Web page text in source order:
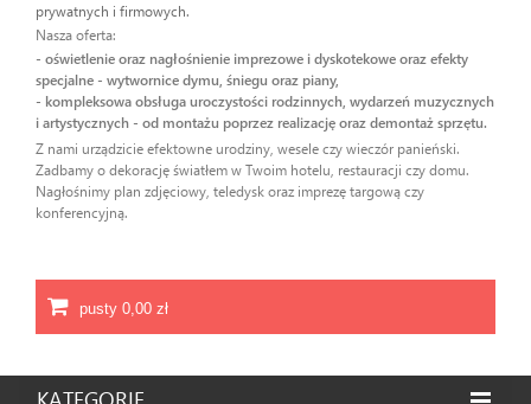
prywatnych i firmowych.
Nasza oferta:
- oświetlenie oraz nagłośnienie imprezowe i dyskotekowe oraz efekty
specjalne - wytwornice dymu, śniegu oraz piany,
- kompleksowa obsługa uroczystości rodzinnych, wydarzeń muzycznych
i artystycznych - od montażu poprzez realizację oraz demontaż sprzętu.
Z nami urządzicie efektowne urodziny, wesele czy wieczór panieński.
Zadbamy o dekorację światłem w Twoim hotelu, restauracji czy domu.
Nagłośnimy plan zdjęciowy, teledysk oraz imprezę targową czy
konferencyjną.
pusty 0,00 zł